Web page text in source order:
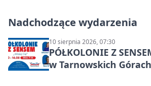
Nadchodzące wydarzenia
10 sierpnia 2026, 07:30
PÓŁKOLONIE Z
w Tarnowskich Górach